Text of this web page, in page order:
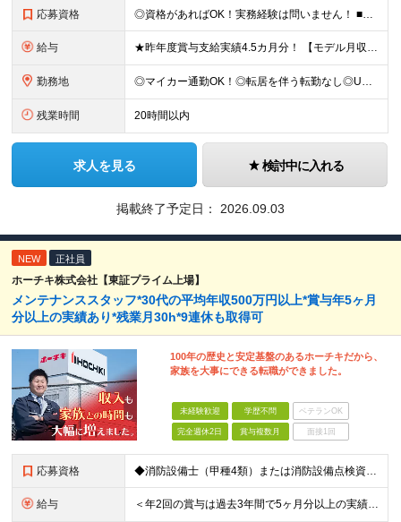
応募資格 ◎資格があればOK！実務経験は問いません！ ■普通自動車免許（MT） ■自動車整備士3級以上（※有資格者は実務未経験者も歓迎！） ■学歴不問 ＼先輩たちの入社理由は…／ ◎安定した環境で長く働きた
給与 ★昨年度賞与支給実績4.5カ月分！ 【モデル月収例】月収：35万1518円（基本給25万円＋残業代＋交通費＋各種手当＋インセンティブ） 月給25万円以上＋残業代全額支給＋交通費＋各種手当＋インセンテ
勤務地 ◎マイカー通勤OK！◎転居を伴う転勤なし◎U・Iターン歓迎！ ■神奈川県内にある下記いずれかの店舗 ※経験、スキル、無理なく通える範囲を考慮して配属します 横浜市・川崎市・相模原市・小田原市・横須
残業時間 20時間以内
求人を見る 検討中に入れる
掲載終了予定日： 2026.09.03
NEW 正社員
ホーチキ株式会社【東証プライム上場】
メンテナンススタッフ*30代の平均年収500万円以上*賞与年5ヶ月
分以上の実績あり*残業月30h*9連休も取得可
100年の歴史と安定基盤のあるホーチキだから、
家族を大事にできる転職ができました。
未経験歓迎 学歴不問 ベテランOK
完全週休2日 賞与複数月 面接1回
応募資格 ◆消防設備士（甲種4類）または消防設備点検資格者の資格を保有している方 ◆学歴不問
給与 ＜年2回の賞与は過去3年間で5ヶ月分以上の実績あり！＞ 月給21万1000円以上＋賞与年2回 ※上記は基本給です。別途、各種手当を支給いたします ※経験・能力を考慮の上、当社規程により優遇いたしま